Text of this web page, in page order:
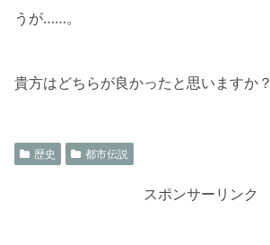
うが……。
貴方はどちらが良かったと思いますか？
歴史 都市伝説
スポンサーリンク